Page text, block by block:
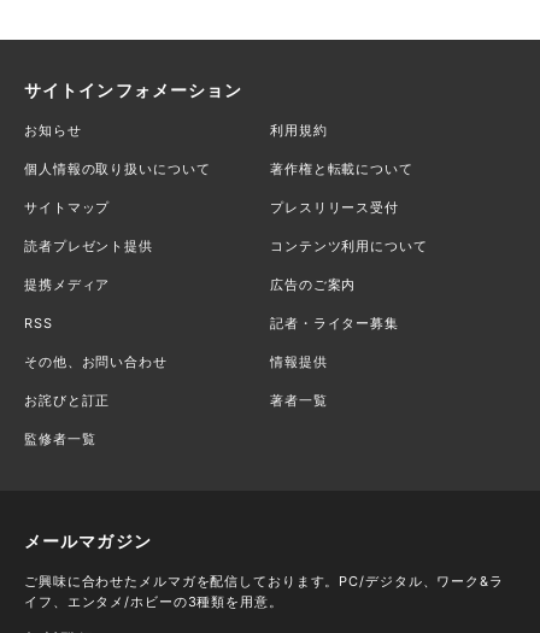
サイトインフォメーション
お知らせ 利用規約
個人情報の取り扱いについて 著作権と転載について
サイトマップ プレスリリース受付
読者プレゼント提供 コンテンツ利用について
提携メディア 広告のご案内
RSS 記者・ライター募集
その他、お問い合わせ 情報提供
お詫びと訂正 著者一覧
監修者一覧
メールマガジン
ご興味に合わせたメルマガを配信しております。PC/デジタル、ワーク&ラ
イフ、エンタメ/ホビーの3種類を用意。